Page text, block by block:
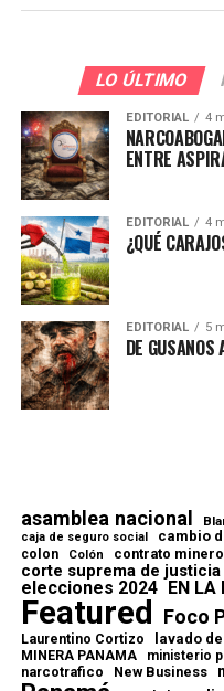
LO ÚLTIMO
EDITORIAL 4
ENTRE
EDITORIAL 4
¿QUÉ
EDITORIAL 5
DE GUSANOS
asamblea nacional
caja de seguro social cambio
colon Colón contrato minero
corte suprema de justicia
elecciones 2024 EN LA
Featured Foco
Laurentino Cortizo lavado
MINERA PANAMA ministerio
narcotrafico New Business